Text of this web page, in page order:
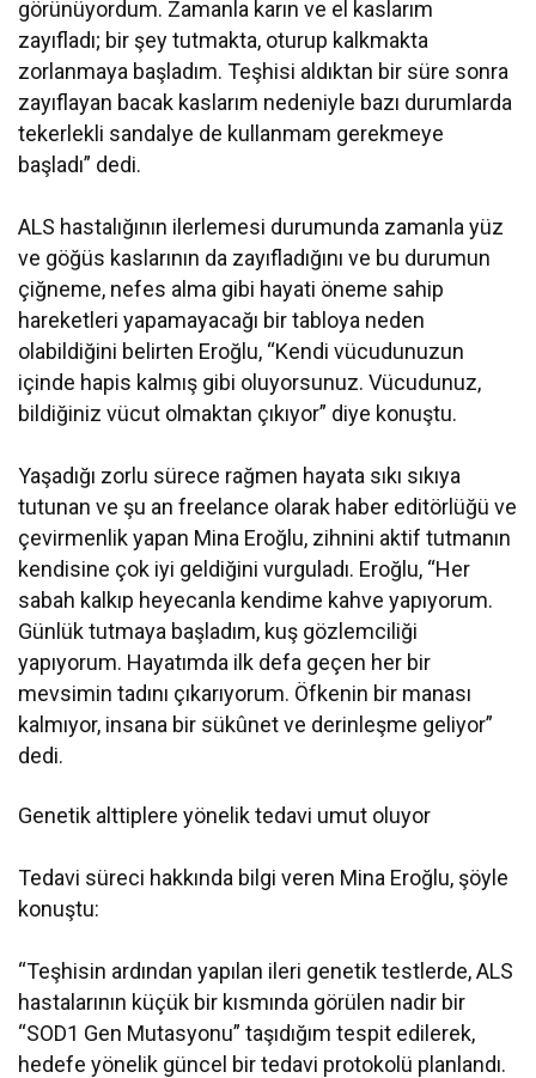
görünüyordum. Zamanla karın ve el kaslarım
zayıfladı; bir şey tutmakta, oturup kalkmakta
zorlanmaya başladım. Teşhisi aldıktan bir süre sonra
zayıflayan bacak kaslarım nedeniyle bazı durumlarda
tekerlekli sandalye de kullanmam gerekmeye
başladı” dedi.
ALS hastalığının ilerlemesi durumunda zamanla yüz
ve göğüs kaslarının da zayıfladığını ve bu durumun
çiğneme, nefes alma gibi hayati öneme sahip
hareketleri yapamayacağı bir tabloya neden
olabildiğini belirten Eroğlu, “Kendi vücudunuzun
içinde hapis kalmış gibi oluyorsunuz. Vücudunuz,
bildiğiniz vücut olmaktan çıkıyor” diye konuştu.
Yaşadığı zorlu sürece rağmen hayata sıkı sıkıya
tutunan ve şu an freelance olarak haber editörlüğü ve
çevirmenlik yapan Mina Eroğlu, zihnini aktif tutmanın
kendisine çok iyi geldiğini vurguladı. Eroğlu, “Her
sabah kalkıp heyecanla kendime kahve yapıyorum.
Günlük tutmaya başladım, kuş gözlemciliği
yapıyorum. Hayatımda ilk defa geçen her bir
mevsimin tadını çıkarıyorum. Öfkenin bir manası
kalmıyor, insana bir sükûnet ve derinleşme geliyor”
dedi.
Genetik alttiplere yönelik tedavi umut oluyor
Tedavi süreci hakkında bilgi veren Mina Eroğlu, şöyle
konuştu:
“Teşhisin ardından yapılan ileri genetik testlerde, ALS
hastalarının küçük bir kısmında görülen nadir bir
“SOD1 Gen Mutasyonu” taşıdığım tespit edilerek,
hedefe yönelik güncel bir tedavi protokolü planlandı.